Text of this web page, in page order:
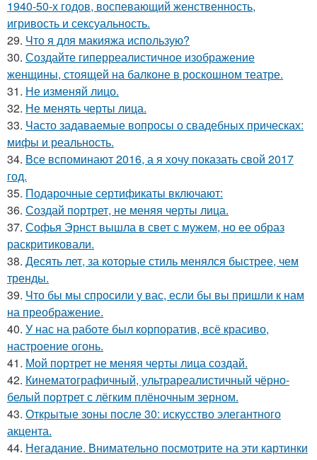
1940-50-х годов, воспевающий женственность,
игривость и сексуальность.
29. Что я для макияжа использую?
30. Создайте гиперреалистичное изображение
женщины, стоящей на балконе в роскошном театре.
31. Не изменяй лицо.
32. Не менять черты лица.
33. Часто задаваемые вопросы о свадебных прическах:
мифы и реальность.
34. Все вспоминают 2016, а я хочу показать свой 2017
год.
35. Подарочные сертификаты включают:
36. Создай портрет, не меняя черты лица.
37. Софья Эрнст вышла в свет с мужем, но ее образ
раскритиковали.
38. Десять лет, за которые стиль менялся быстрее, чем
тренды.
39. Что бы мы спросили у вас, если бы вы пришли к нам
на преображение.
40. У нас на работе был корпоратив, всё красиво,
настроение огонь.
41. Мой портрет не меняя черты лица создай.
42. Кинематографичный, ультрареалистичный чёрно-
белый портрет с лёгким плёночным зерном.
43. Открытые зоны после 30: искусство элегантного
акцента.
44. Негадание. Внимательно посмотрите на эти картинки